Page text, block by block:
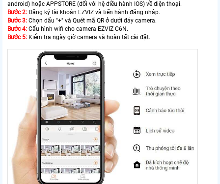
android) hoặc APPSTORE (đối với hệ điều hành IOS) về điện thoại.
Bước 2: Đăng ký tài khoản EZVIZ và tiến hành đăng nhập.
Bước 3: Chọn dấu "+" và Quét mã QR ở dưới đáy camera.
Bước 4: Cấu hình wifi cho camera EZVIZ C6N.
Bước 5: Kiểm tra ngày giờ camera và hoàn tất cài đặt.